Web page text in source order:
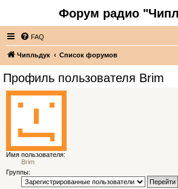
Форум радио
FAQ
Чипльдук Список форумов
Профиль пользователя Brim
Имя пользователя:
Brim
Группы: